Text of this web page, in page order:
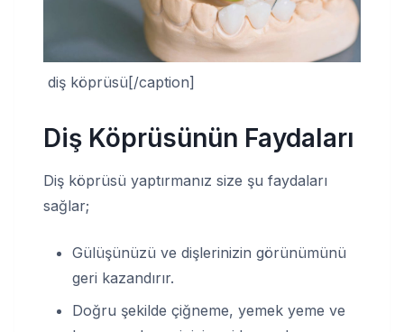
diş köprüsü[/caption]
Diş Köprüsünün Faydaları
Diş köprüsü yaptırmanız size şu faydaları
sağlar;
Gülüşünüzü ve dişlerinizin görünümünü
geri kazandırır.
Doğru şekilde çiğneme, yemek yeme ve